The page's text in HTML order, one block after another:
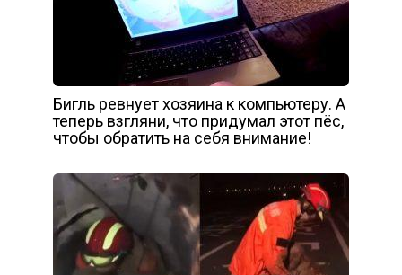
Бигль ревнует хозяина к компьютеру. А
теперь взгляни, что придумал этот пёс,
чтобы обратить на себя внимание!